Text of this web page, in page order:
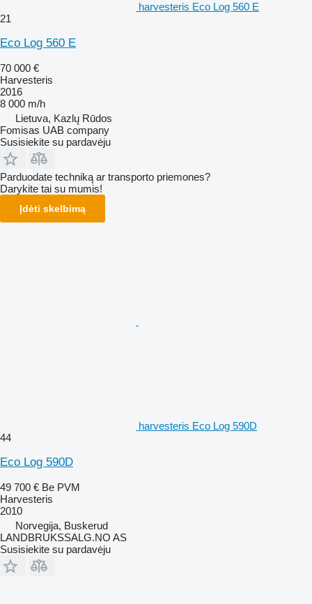
harvesteris Eco Log 560 E
21
Eco Log 560 E
70 000 €
Harvesteris
2016
8 000 m/h
Lietuva, Kazlų Rūdos
Fomisas UAB company
Susisiekite su pardavėju
Parduodate techniką ar transporto priemones?
Darykite tai su mumis!
Įdėti skelbimą
harvesteris Eco Log 590D
44
Eco Log 590D
49 700 € Be PVM
Harvesteris
2010
Norvegija, Buskerud
LANDBRUKSSALG.NO AS
Susisiekite su pardavėju